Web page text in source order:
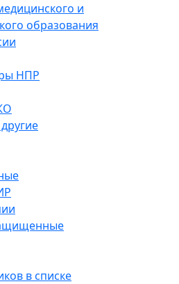
и
образования
НПР
в списке